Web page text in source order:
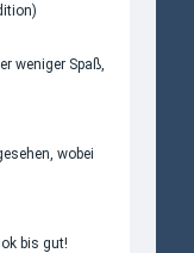
weniger Spaß,
wobei
bis gut!